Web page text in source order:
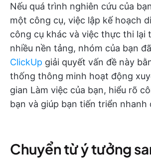
Nếu quá trình nghiên cứu của
một công cụ, việc lập kế hoạch
công cụ khác và việc thực thi lại
nhiều nền tảng, nhóm của bạn
ClickUp giải quyết vấn đề này
thống thông minh hoạt động
gian Làm việc của bạn, hiểu rõ
bạn và giúp bạn tiến triển nhanh
Chuyển từ ý tưởng